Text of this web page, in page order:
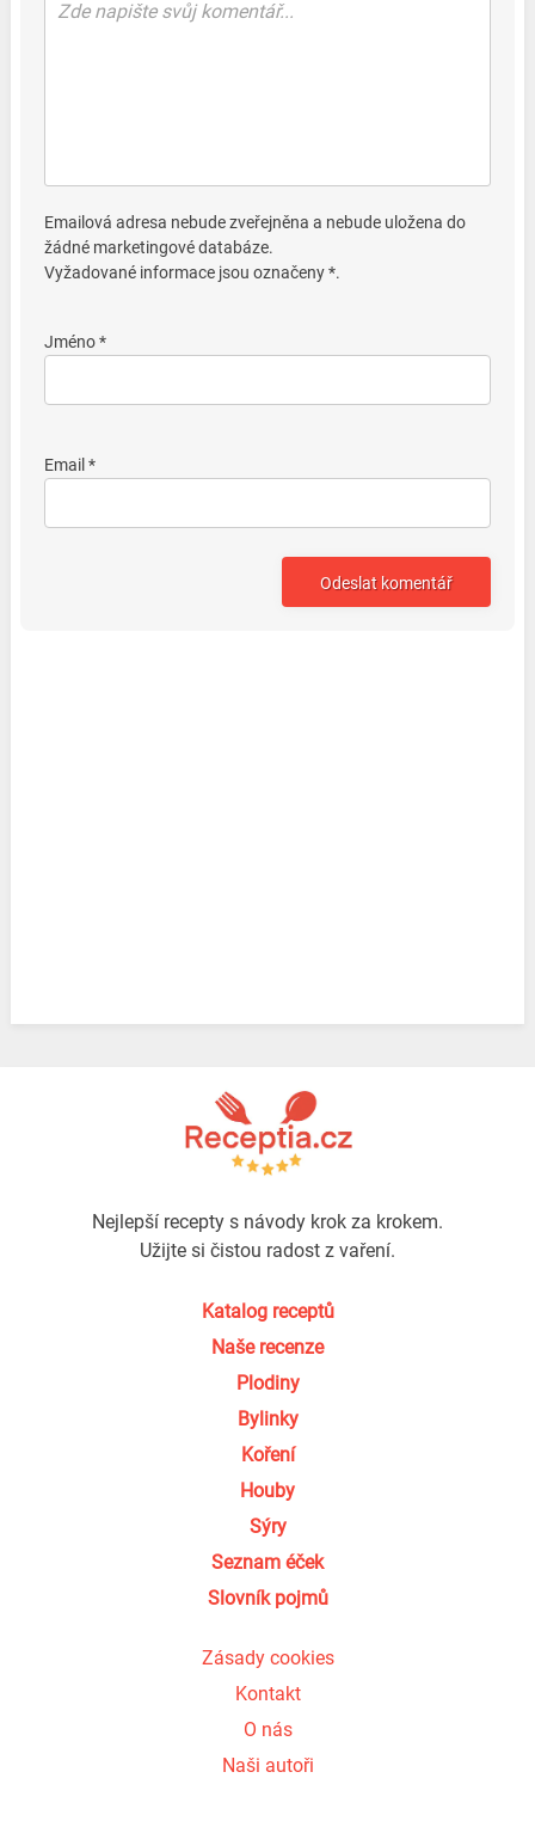
Emailová adresa nebude zveřejněna a nebude uložena do
žádné marketingové databáze.
Vyžadované informace jsou označeny *.
Jméno *
Email *
Nejlepší recepty s návody krok za krokem.
Užijte si čistou radost z vaření.
Katalog receptů
Naše recenze
Plodiny
Bylinky
Koření
Houby
Sýry
Seznam éček
Slovník pojmů
Zásady cookies
Kontakt
O nás
Naši autoři